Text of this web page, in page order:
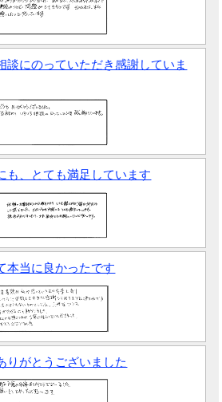
談にのっていただき感謝していま
も、とても満足しています
本当に良かったです
りがとうございました